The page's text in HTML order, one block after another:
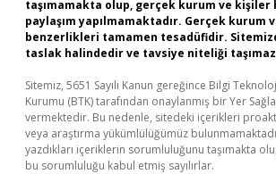
taşımamakta olup, gerçek kurum ve kişiler
paylaşım yapılmamaktadır. Gerçek kurum
benzerlikleri tamamen tesadüfidir.
taslak halindedir ve tavsiye niteliği
Sitemiz, 5651 Sayılı Kanun gereğince Bilgi
Kurumu (BTK) tarafından onaylanmış bir Yer
vermektedir. Bu nedenle, sitedeki içerikleri
veya araştırma yükümlülüğümüz
yazdıkları içeriklerin sorumluluğunu taşımakta
bu sorumluluğu kabul etmiş sayılırlar.